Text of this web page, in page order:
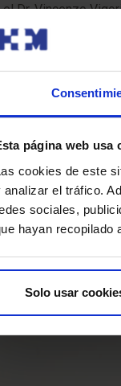
página web usa
cookies de este
analizar el tráfico.
sociales,
hayan recopilado
Solo usar
el Dr. Vincenzo
del Hospital
del bloque